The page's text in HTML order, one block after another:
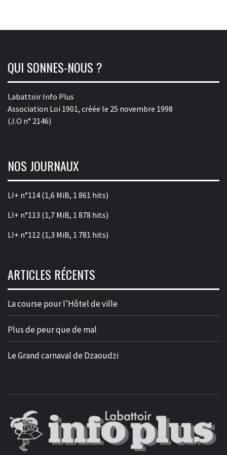
QUI SONNES-NOUS ?
Labattoir Info Plus
Association Loi 1901, créée le 25 novembre 1998
(J.O n° 2146)
NOS JOURNAUX
LI+ n°114 (1,6 MiB, 1 861 hits)
LI+ n°113 (1,7 MiB, 1 878 hits)
LI+ n°112 (1,3 MiB, 1 781 hits)
ARTICLES RÉCENTS
La course pour l’Hôtel de ville
Plus de peur que de mal
Le Grand carnaval de Dzaoudzi